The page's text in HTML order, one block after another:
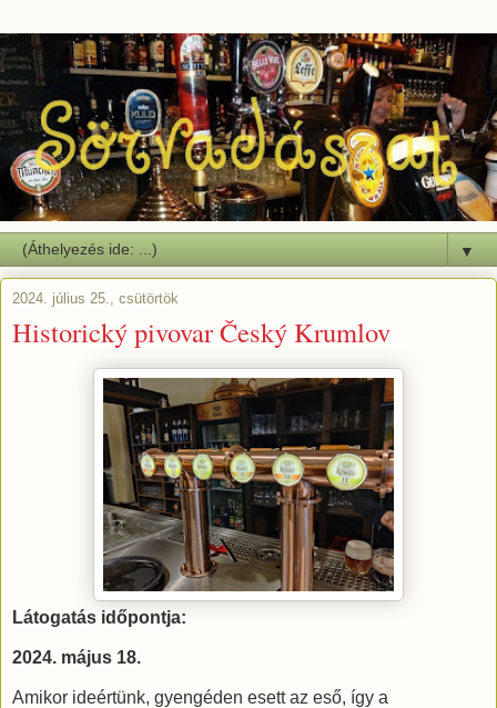
▼
2024. július 25., csütörtök
Historický pivovar Český Krumlov
Látogatás időpontja:
2024. május 18.
Amikor ideértünk, gyengéden esett az eső, így a